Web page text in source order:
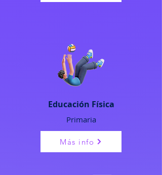
Educación Física
Primaria
Más info